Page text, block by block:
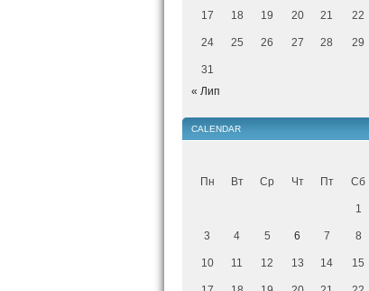
17 18 19 20 21 22
24 25 26 27 28 29
31
« Лип
CALENDAR
Пн Вт Ср Чт Пт Сб
1
3 4 5 6 7 8
10 11 12 13 14 15